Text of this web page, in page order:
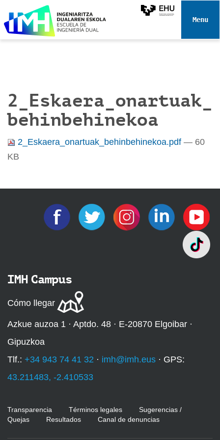
e
Toggle
2_Eskaera_onartuak_
behinbehinekoa
2_Eskaera_onartuak_behinbehinekoa.pdf — 60
KB
IMH Campus
Cómo llegar
Azkue auzoa 1 · Aptdo. 48 · E-20870 Elgoibar ·
Gipuzkoa
Tlf.: +34 943 74 41 32 · imh@imh.eus · GPS:
43.211483, -2.410533
Transparencia Términos legales
Sugerencias /
Quejas
Resultados Canal de denuncias